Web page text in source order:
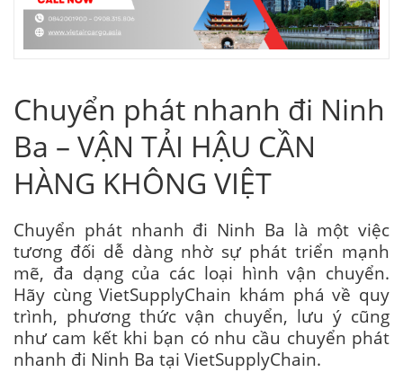
Chuyển phát nhanh đi Ninh
Ba – VẬN TẢI HẬU CẦN
HÀNG KHÔNG VIỆT
Chuyển phát nhanh đi Ninh Ba là một việc
tương đối dễ dàng nhờ sự phát triển mạnh
mẽ, đa dạng của các loại hình vận chuyển.
Hãy cùng VietSupplyChain khám phá về quy
trình, phương thức vận chuyển, lưu ý cũng
như cam kết khi bạn có nhu cầu chuyển phát
nhanh đi Ninh Ba tại VietSupplyChain.